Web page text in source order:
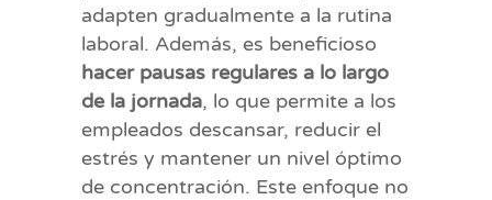
adapten gradualmente a la rutina
laboral. Además, es beneficioso
hacer pausas regulares a lo largo
de la jornada, lo que permite a los
empleados descansar, reducir el
estrés y mantener un nivel óptimo
de concentración. Este enfoque no